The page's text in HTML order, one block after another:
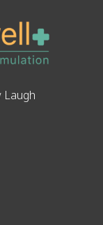
Laugh